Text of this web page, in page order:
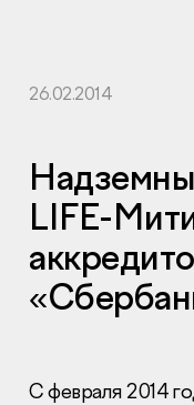
26.02.2014
LIFE-
С февраля 2014